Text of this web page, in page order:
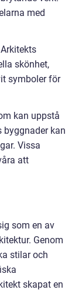
med
skönhet,
symboler för
kan uppstå
byggnader kan
Vissa
att
som en av
Genom
stilar och
skapat en